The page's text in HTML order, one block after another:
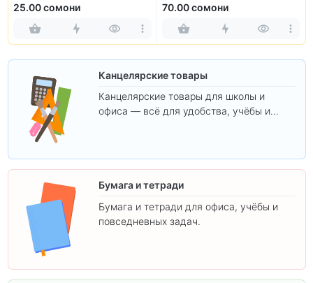
25.00 сомони 70.00 сомони
Канцелярские товары
Канцелярские товары для школы и
офиса — всё для удобства, учёбы и
Бумага и тетради
Бумага и тетради для офиса, учёбы и
повседневных задач.